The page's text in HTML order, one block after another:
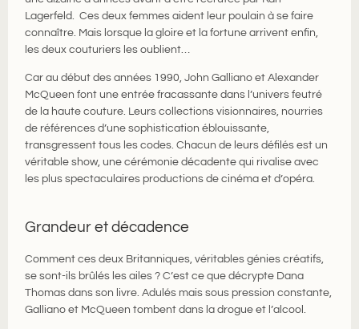
Lagerfeld. Ces deux femmes aident leur poulain à se faire
connaître. Mais lorsque la gloire et la fortune arrivent enfin,
les deux couturiers les oublient…
Car au début des années 1990, John Galliano et Alexander
McQueen font une entrée fracassante dans l’univers feutré
de la haute couture. Leurs collections visionnaires, nourries
de références d’une sophistication éblouissante,
transgressent tous les codes. Chacun de leurs défilés est un
véritable show, une cérémonie décadente qui rivalise avec
les plus spectaculaires productions de cinéma et d’opéra.
Grandeur et décadence
Comment ces deux Britanniques, véritables génies créatifs,
se sont-ils brûlés les ailes ? C’est ce que décrypte Dana
Thomas dans son livre. Adulés mais sous pression constante,
Galliano et McQueen tombent dans la drogue et l’alcool.